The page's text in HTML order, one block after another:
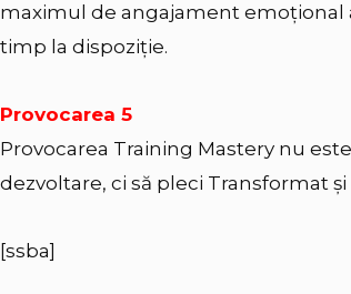
maximul de angajament emoțional
timp la dispoziție.
Provocarea 5
Provocarea Training Mastery nu
dezvoltare, ci să pleci Transformat și
[ssba]